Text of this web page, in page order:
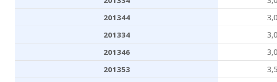
201344
3,0
201334
3,0
201346
3,0
201353
3,5